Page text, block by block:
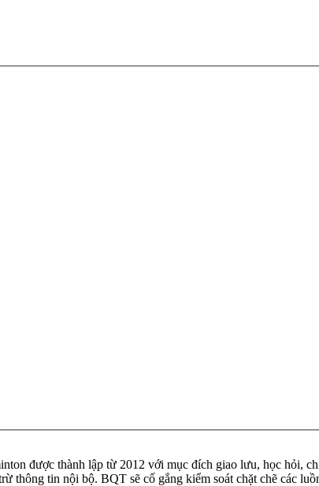
được thành lập từ 2012 với mục đích giao lưu, học hỏi,
thông tin nội bộ. BQT sẽ cố gắng kiểm soát chặt chẽ các